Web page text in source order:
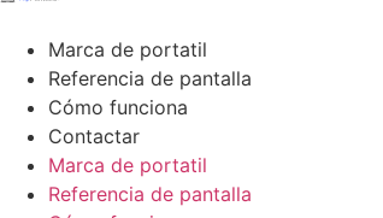
Marca de portatil
Referencia de pantalla
Cómo funciona
Contactar
Marca de portatil
Referencia de pantalla